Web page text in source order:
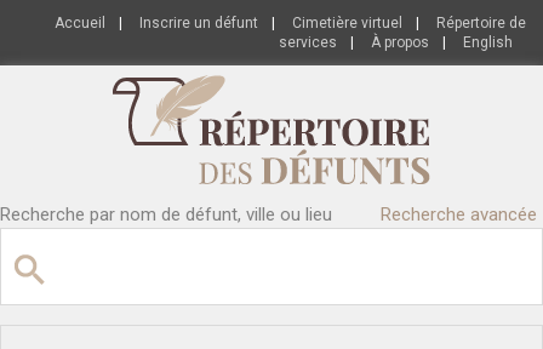
Accueil Inscrire un défunt Cimetière virtuel
Répertoire de
services
À propos English
Recherche par nom de défunt, ville ou lieu Recherche avancée